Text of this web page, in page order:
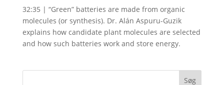
32:35 | “Green” batteries are made from organic
molecules (or synthesis). Dr. Alán Aspuru-Guzik
explains how candidate plant molecules are selected
and how such batteries work and store energy.